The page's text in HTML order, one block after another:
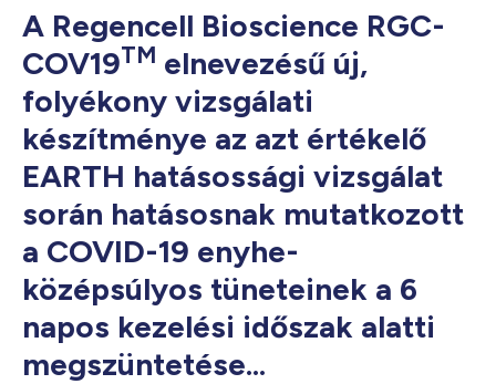
A Regencell Bioscience RGC-
COV19TM elnevezésű új,
folyékony vizsgálati
készítménye az azt értékelő
EARTH hatásossági vizsgálat
során hatásosnak mutatkozott
a COVID-19 enyhe-
középsúlyos tüneteinek a 6
napos kezelési időszak alatti
megszüntetése...